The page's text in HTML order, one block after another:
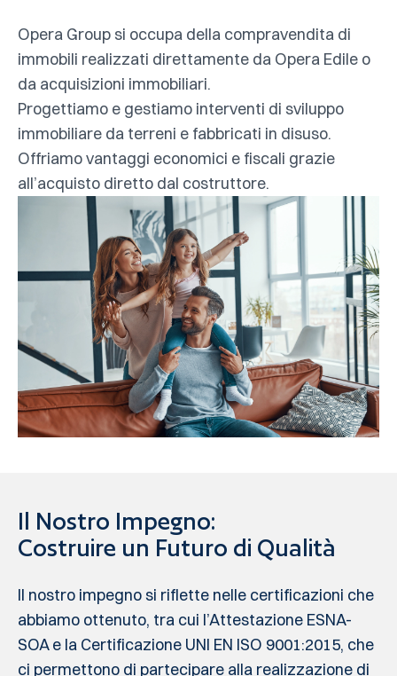
Opera Group si occupa della compravendita di
immobili realizzati direttamente da Opera Edile o
da acquisizioni immobiliari.
Progettiamo e gestiamo interventi di sviluppo
immobiliare da terreni e fabbricati in disuso.
Offriamo vantaggi economici e fiscali grazie
all’acquisto diretto dal costruttore.
Il Nostro Impegno:
Costruire un Futuro di Qualità
Il nostro impegno si riflette nelle certificazioni che
abbiamo ottenuto, tra cui l’Attestazione ESNA-
SOA e la Certificazione UNI EN ISO 9001:2015, che
ci permettono di partecipare alla realizzazione di